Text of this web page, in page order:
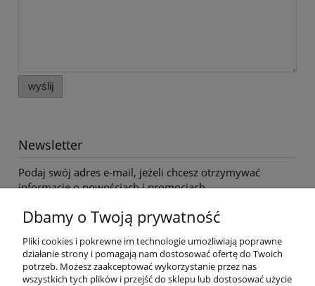
wyślij
Newsletter
Podaj swój adres e-mail, jeżeli chcesz otrzymywać
informacje o nowościach i promocjach.
Twoje dane będą przetwarzane zgodnie z nasząpolityką
prywatności
Dbamy o Twoją prywatność
Pliki cookies i pokrewne im technologie umożliwiają poprawne
działanie strony i pomagają nam dostosować ofertę do Twoich
potrzeb. Możesz zaakceptować wykorzystanie przez nas
wszystkich tych plików i przejść do sklepu lub dostosować użycie